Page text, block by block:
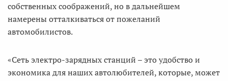
собственных соображений, но в дальнейшем
намерены отталкиваться от пожеланий
автомобилистов.
«Сеть электро-зарядных станций – это удобство и
экономика для наших автолюбителей, которые, может